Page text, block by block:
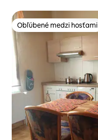
Obľúbené medzi hosťami
Obľúbené medzi hosťami